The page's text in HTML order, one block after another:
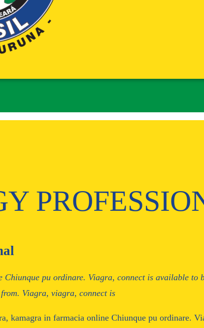
pu ordinare. Viagra, connect is available to
Viagra, viagra, connect is
kamagra in farmacia online Chiunque pu ordinare.